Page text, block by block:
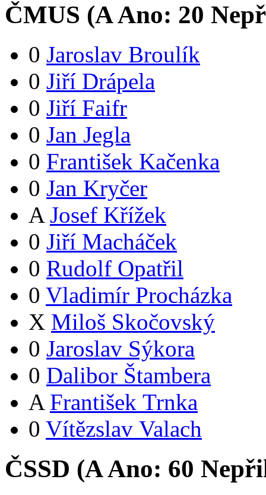
ČMUS (AAno: 20
0 Jaroslav Broulík
0 Jiří Drápela
0 Jiří Faifr
0 Jan Jegla
0 František Kačenka
0 Jan Kryčer
A Josef Křížek
0 Jiří Macháček
0 Rudolf Opatřil
0 Vladimír Procházka
X Miloš Skočovský
0 Jaroslav Sýkora
0 Dalibor Štambera
A František Trnka
0 Vítězslav Valach
ČSSD (AAno: 60